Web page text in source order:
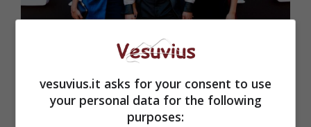
Confermati i personaggi chiave delle scorse stagioni (Photo by
Pablo Cuadra/Getty Images for Netflix)
Come di consueto, la serie spagnola porta con
sé molte novità. La prima è l’ingresso di un
vesuvius.it asks for your consent to use
your personal data for the following
purposes: